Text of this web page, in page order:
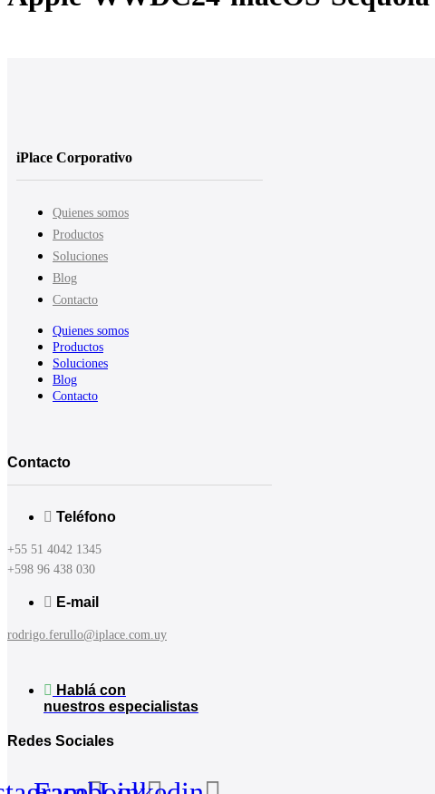
iPlace Corporativo
Quienes somos
Productos
Soluciones
Blog
Contacto
Quienes somos
Productos
Soluciones
Blog
Contacto
Contacto
Teléfono
+55 51 4042 1345
+598 96 438 030
E-mail
rodrigo.ferullo@iplace.com.uy
Hablá con
nuestros especialistas
Redes Sociales